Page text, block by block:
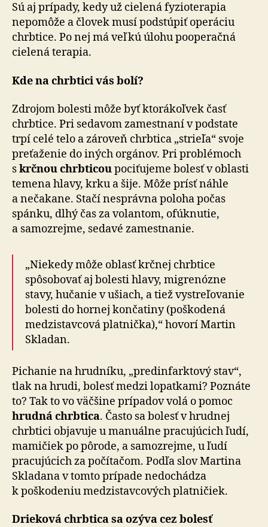
Sú aj prípady, kedy už cielená fyzioterapia
nepomôže a človek musí podstúpiť operáciu
chrbtice. Po nej má veľkú úlohu pooperačná
cielená terapia.
Kde na chrbtici vás bolí?
Zdrojom bolesti môže byť ktorákoľvek časť
chrbtice. Pri sedavom zamestnaní v podstate
trpí celé telo a zároveň chrbtica „strieľa“ svoje
preťaženie do iných orgánov. Pri problémoch
skrčnou chrbticoupociťujeme bolesť v oblasti
temena hlavy, krku a šije. Môže prísť náhle
a nečakane. Stačí nesprávna poloha počas
spánku, dlhý čas za volantom, ofúknutie,
a samozrejme, sedavé zamestnanie.
„Niekedy môže oblasť krčnej chrbtice
spôsobovať aj bolesti hlavy, migrenózne
stavy, hučanie v ušiach, a tiež vystreľovanie
bolesti do hornej končatiny (poškodená
medzistavcová platnička),“ hovorí Martin
Skladan.
Pichanie na hrudníku, „predinfarktový stav“,
tlak na hrudi, bolesť medzi lopatkami? Poznáte
to? Tak to vo väčšine prípadov volá o pomoc
hrudná chrbtica. Často sa bolesť v hrudnej
chrbtici objavuje u manuálne pracujúcich ľudí,
mamičiek po pôrode, a samozrejme, u ľudí
pracujúcich za počítačom. Podľa slov Martina
Skladana v tomto prípade nedochádza
k poškodeniu medzistavcových platničiek.
Drieková chrbtica sa ozýva cez bolesť